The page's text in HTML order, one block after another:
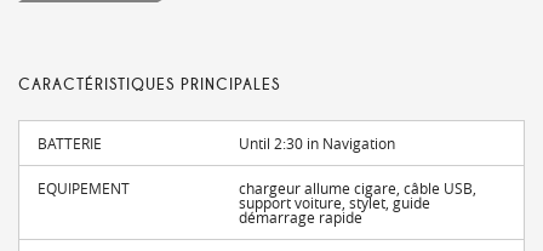
CARACTÉRISTIQUES PRINCIPALES
BATTERIE Until 2:30 in Navigation
EQUIPEMENT chargeur allume cigare, câble USB,
support voiture, stylet, guide
démarrage rapide